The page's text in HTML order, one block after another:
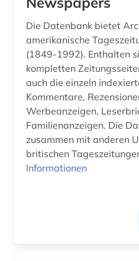
mensch (1)
missbrauch (1)
mode (1)
motorbootsport (1)
musik (2)
navigation (1)
Die Datenbank bietet
amerikanische
(1849-1992). Enthalten
kompletten
auch die einzeln
Kommentare,
Werbeanzeigen,
Familienanzeigen. Die
zusammen mit anderen
britischen
Informationen